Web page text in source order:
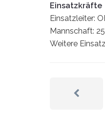
Einsatzkräfte
Einsatzleiter:
Mannschaft:
Weitere